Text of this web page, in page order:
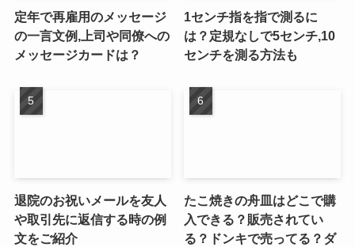
定年で再雇用のメッセージ
の一言文例,上司や同僚への
メッセージカードは？
1センチ指を指で測るに
は？定規なしで5センチ,10
センチを測る方法も
退院のお祝いメールを友人
や取引先に返信する時の例
文をご紹介
たこ焼きの舟皿はどこで購
入できる？販売されてい
る？ドンキで売ってる？ダ